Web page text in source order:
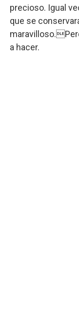
precioso. Igual
que se
a hacer.